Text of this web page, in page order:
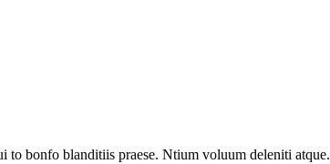
to bonfo blanditiis praese. Ntium voluum deleniti atque.